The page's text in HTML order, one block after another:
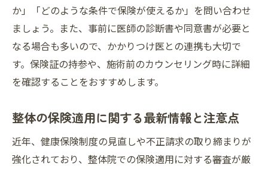
か」「どのような条件で保険が使えるか」を問い合わせ
ましょう。また、事前に医師の診断書や同意書が必要と
なる場合も多いので、かかりつけ医との連携も大切で
す。保険証の持参や、施術前のカウンセリング時に詳細
を確認することをおすすめします。
整体の保険適用に関する最新情報と注意点
近年、健康保険制度の見直しや不正請求の取り締まりが
強化されており、整体院での保険適用に対する審査が厳